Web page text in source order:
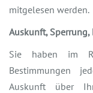
mitgelesen werden.
Auskunft, Sperrung,
Sie haben im
Bestimmungen
Auskunft über